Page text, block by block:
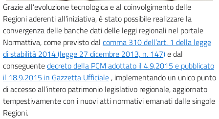
Grazie all’evoluzione tecnologica e al coinvolgimento delle
Regioni aderenti all’iniziativa, è stato possibile realizzare la
convergenza delle banche dati delle leggi regionali nel portale
Normattiva, come previsto dal comma 310 dell’art. 1 della legge
di stabilità 2014 (legge 27 dicembre 2013, n. 147)e dal
conseguentedecreto della PCM adottato il 4.9.2015 e pubblicato
il 18.9.2015 in Gazzetta Ufficiale , implementando un unico punto
di accesso all’intero patrimonio legislativo regionale, aggiornato
tempestivamente con i nuovi atti normativi emanati dalle singole
Regioni.